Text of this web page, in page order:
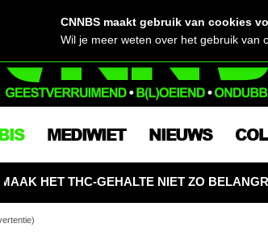
MEDIWIET NIEUWS
NIET ZO BELANGRIJK AMERICAN
CNNBS maakt gebruik van cookies
Wil je meer weten over het gebruik van